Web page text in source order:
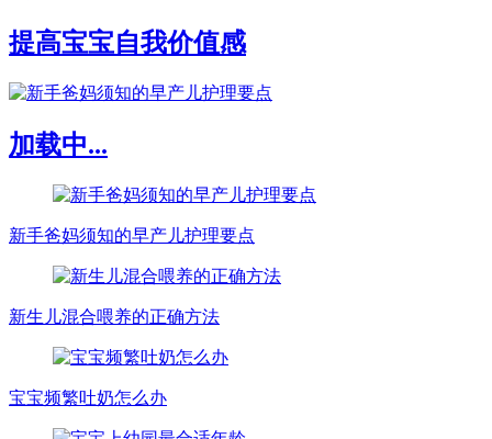
提高宝宝自我价值感
加载中...
新手爸妈须知的早产儿护理要点
新生儿混合喂养的正确方法
宝宝频繁吐奶怎么办